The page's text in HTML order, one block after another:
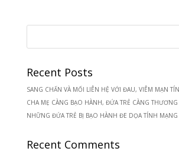
Recent Posts
SANG CHẤN VÀ MỐI LIÊN HỆ VỚI ĐAU, VIÊM MẠN
CHA MẸ CÀNG BẠO HÀNH, ĐỨA TRẺ CÀNG THƯƠNG
NHỮNG ĐỨA TRẺ BỊ BẠO HÀNH ĐE DỌA TÍNH MẠNG
Recent Comments